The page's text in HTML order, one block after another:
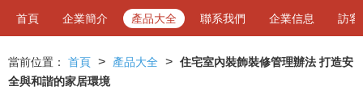
首頁 企業簡介 產品大全 聯系我們 企業信息 訪客
當前位置： 首頁 > 產品大全 > 住宅室內裝飾裝修管理辦法 打造安
全與和諧的家居環境